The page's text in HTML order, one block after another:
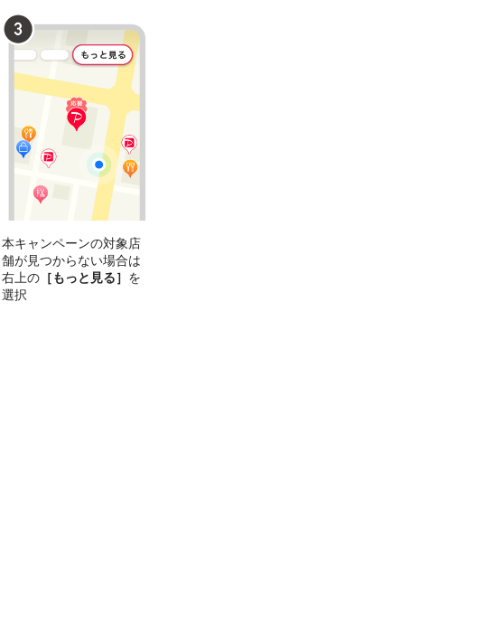
本キャンペーンの対象店
舗が見つからない場合は
右上の ［もっと見る］ を
選択